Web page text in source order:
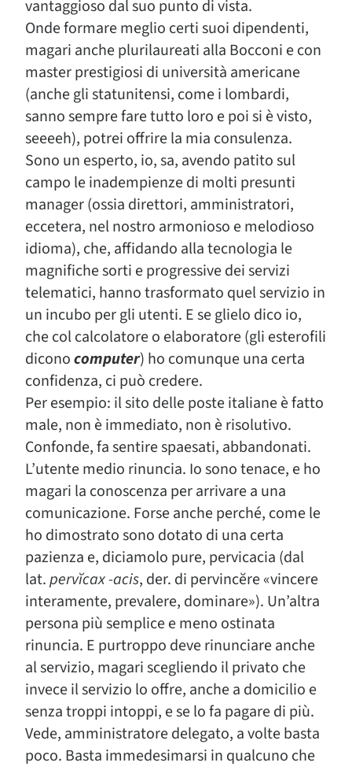
vantaggioso dal suo punto di vista.
Onde formare meglio certi suoi dipendenti,
magari anche plurilaureati alla Bocconi e con
master prestigiosi di università americane
(anche gli statunitensi, come i lombardi,
sanno sempre fare tutto loro e poi si è visto,
seeeeh), potrei offrire la mia consulenza.
Sono un esperto, io, sa, avendo patito sul
campo le inadempienze di molti presunti
manager (ossia direttori, amministratori,
eccetera, nel nostro armonioso e melodioso
idioma), che, affidando alla tecnologia le
magnifiche sorti e progressive dei servizi
telematici, hanno trasformato quel servizio in
un incubo per gli utenti. E se glielo dico io,
che col calcolatore o elaboratore (gli esterofili
diconocomputer) ho comunque una certa
confidenza, ci può credere.
Per esempio: il sito delle poste italiane è fatto
male, non è immediato, non è risolutivo.
Confonde, fa sentire spaesati, abbandonati.
L’utente medio rinuncia. Io sono tenace, e ho
magari la conoscenza per arrivare a una
comunicazione. Forse anche perché, come le
ho dimostrato sono dotato di una certa
pazienza e, diciamolo pure, pervicacia (dal
lat.pervĭcax -acis, der. di pervincĕre «vincere
interamente, prevalere, dominare»). Un’altra
persona più semplice e meno ostinata
rinuncia. E purtroppo deve rinunciare anche
al servizio, magari scegliendo il privato che
invece il servizio lo offre, anche a domicilio e
senza troppi intoppi, e se lo fa pagare di più.
Vede, amministratore delegato, a volte basta
poco. Basta immedesimarsi in qualcuno che